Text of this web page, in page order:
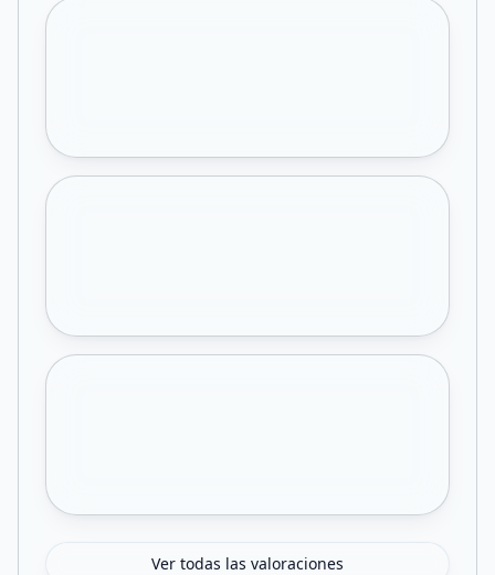
Ver todas las valoraciones